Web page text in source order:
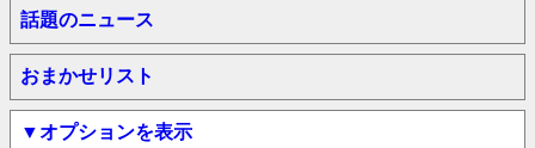
話題のニュース
おまかせリスト
▼オプションを表示